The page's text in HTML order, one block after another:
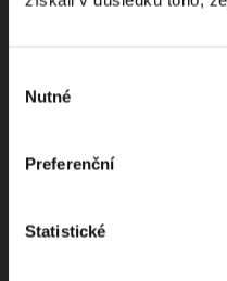
souhlasu
Nutné
Preferenční
Statistické